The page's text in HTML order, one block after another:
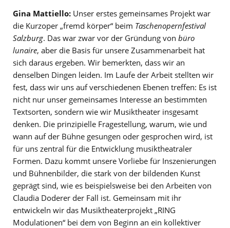
Gina Mattiello: Unser erstes gemeinsames Projekt war
die Kurzoper „fremd körper“ beim Taschenopernfestival
Salzburg. Das war zwar vor der Gründung von büro
lunaire, aber die Basis für unsere Zusammenarbeit hat
sich daraus ergeben. Wir bemerkten, dass wir an
denselben Dingen leiden. Im Laufe der Arbeit stellten wir
fest, dass wir uns auf verschiedenen Ebenen treffen: Es ist
nicht nur unser gemeinsames Interesse an bestimmten
Textsorten, sondern wie wir Musiktheater insgesamt
denken. Die prinzipielle Fragestellung, warum, wie und
wann auf der Bühne gesungen oder gesprochen wird, ist
für uns zentral für die Entwicklung musiktheatraler
Formen. Dazu kommt unsere Vorliebe für Inszenierungen
und Bühnenbilder, die stark von der bildenden Kunst
geprägt sind, wie es beispielsweise bei den Arbeiten von
Claudia Doderer der Fall ist. Gemeinsam mit ihr
entwickeln wir das Musiktheaterprojekt „RING
Modulationen“ bei dem von Beginn an ein kollektiver